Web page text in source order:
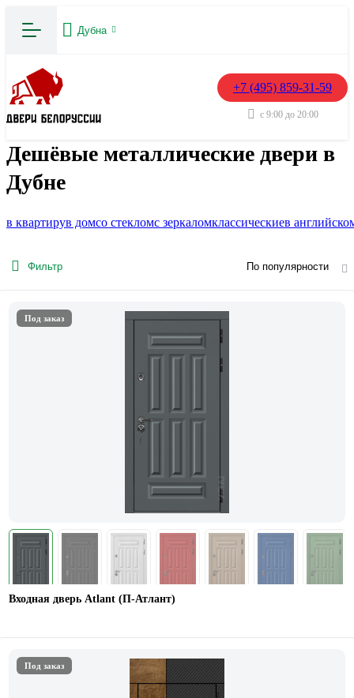
Дубна
+7 (495) 859-31-59
с 9:00 до 20:00
Дешёвые металлические двери в
Дубне
в квартирув домсо стекломс зеркаломклассическиев
Фильтр По популярности
Под заказ
Входная дверь Atlant (П-Атлант)
Под заказ